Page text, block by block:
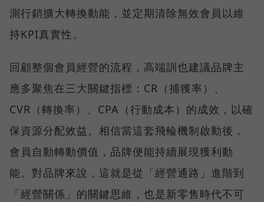
測行銷擴大轉換動能，並定期清除無效會員以維
持KPI真實性。
回顧整個會員經營的流程，高端訓也建議品牌主
應多聚焦在三大關鍵指標：CR（捕獲率）、
CVR（轉換率）、CPA（行動成本）的成效，以確
保資源分配效益。相信當這套飛輪機制啟動後，
會員自動轉動價值，品牌便能持續展現獲利動
能。對品牌來說，這就是從「經營通路」進階到
「經營關係」的關鍵思維，也是新零售時代不可